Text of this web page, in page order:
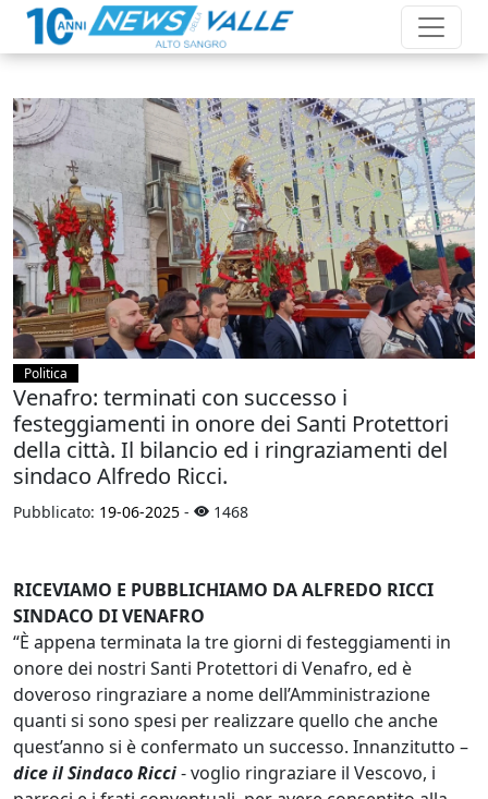
Politica
Venafro: terminati con successo i
festeggiamenti in onore dei Santi Protettori
della città. Il bilancio ed i ringraziamenti del
sindaco Alfredo Ricci.
Pubblicato: 19-06-2025 - 1468
RICEVIAMO E PUBBLICHIAMO DA ALFREDO RICCI
SINDACO DI VENAFRO
“È appena terminata la tre giorni di festeggiamenti in
onore dei nostri Santi Protettori di Venafro, ed è
doveroso ringraziare a nome dell’Amministrazione
quanti si sono spesi per realizzare quello che anche
quest’anno si è confermato un successo. Innanzitutto –
dice il Sindaco Ricci- voglio ringraziare il Vescovo, i